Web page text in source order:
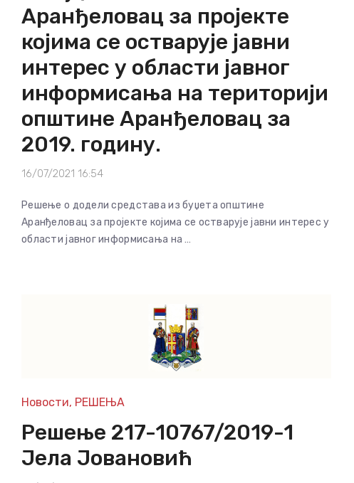
Аранђеловац за пројекте
којима се остварује јавни
интерес у области јавног
информисања на територији
општине Аранђеловац за
2019. годину.
16/07/2021 16:54
Решење о додели средстава из буџета општине
Аранђеловац за пројекте којима се остварује јавни интерес у
области јавног информисања на …
Новости, РЕШЕЊА
Решење 217-10767/2019-1
Јела Јовановић